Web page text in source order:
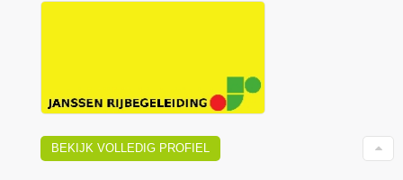
BEKIJK VOLLEDIG PROFIEL